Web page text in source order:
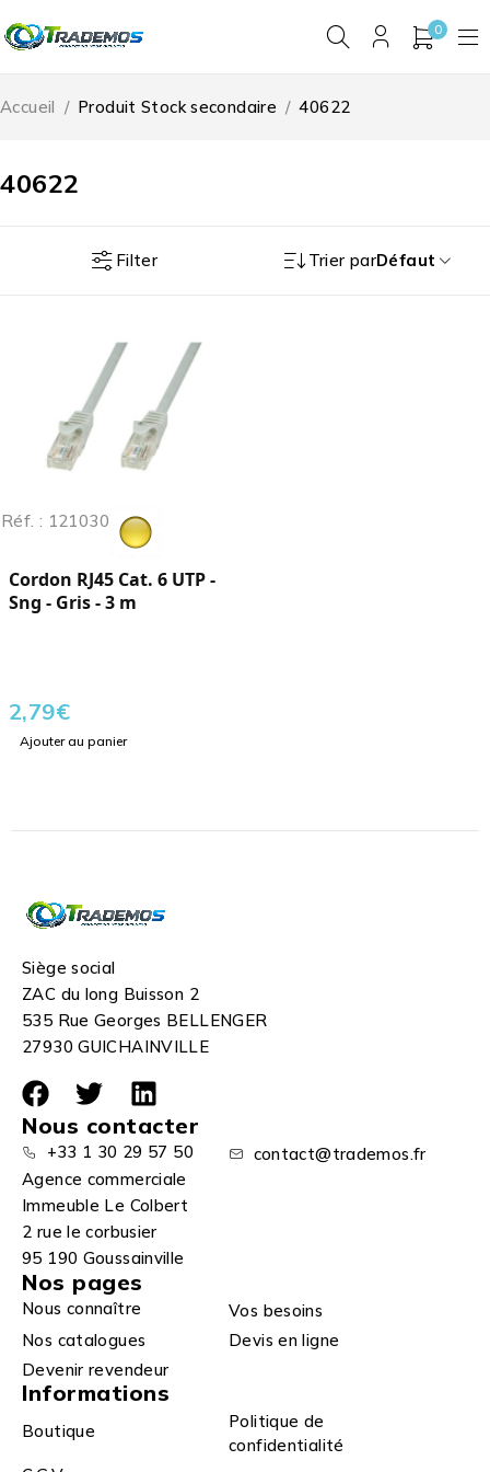
0
40622
Accueil / Produit Stock secondaire / 40622
Filter Trier parDéfaut
Réf. : 121030
Cordon RJ45 Cat. 6 UTP -
Sng - Gris - 3 m
2,79€
Ajouter au panier
Siège social
ZAC du long Buisson 2
535 Rue Georges BELLENGER
27930 GUICHAINVILLE
Nous contacter
+33 1 30 29 57 50
contact@trademos.fr
Agence commerciale
Immeuble Le Colbert
2 rue le corbusier
95 190 Goussainville
Nos pages
Nous connaître
Vos besoins
Nos catalogues
Devis en ligne
Devenir revendeur
Informations
Boutique
Politique de
confidentialité